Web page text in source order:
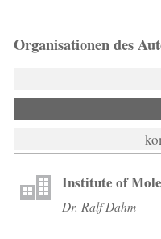
Organisationen des
Institute of
Dr. Ralf Dahm